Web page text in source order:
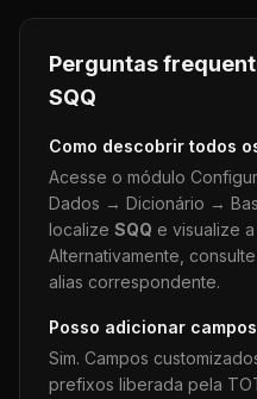
Perguntas
SQQ
Como descobrir todos
Acesse o módulo
Dados → Dicionário →
localize SQQ e visualize
Alternativamente,
alias correspondente.
Posso adicionar
Sim. Campos
prefixos liberada pela